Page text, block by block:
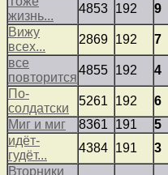
жизнь...
4853 192 9
Вижу
всех...
2869 192 7
все
повторится
4855 192 4
По-
солдатски
5261 192 6
Миг и миг
8361 191 5
идёт-
гудёт...
4384 191 3
Вторники